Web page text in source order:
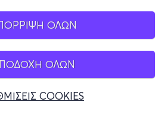
ΟΛΩΝ
ΟΛΩΝ
COOKIES